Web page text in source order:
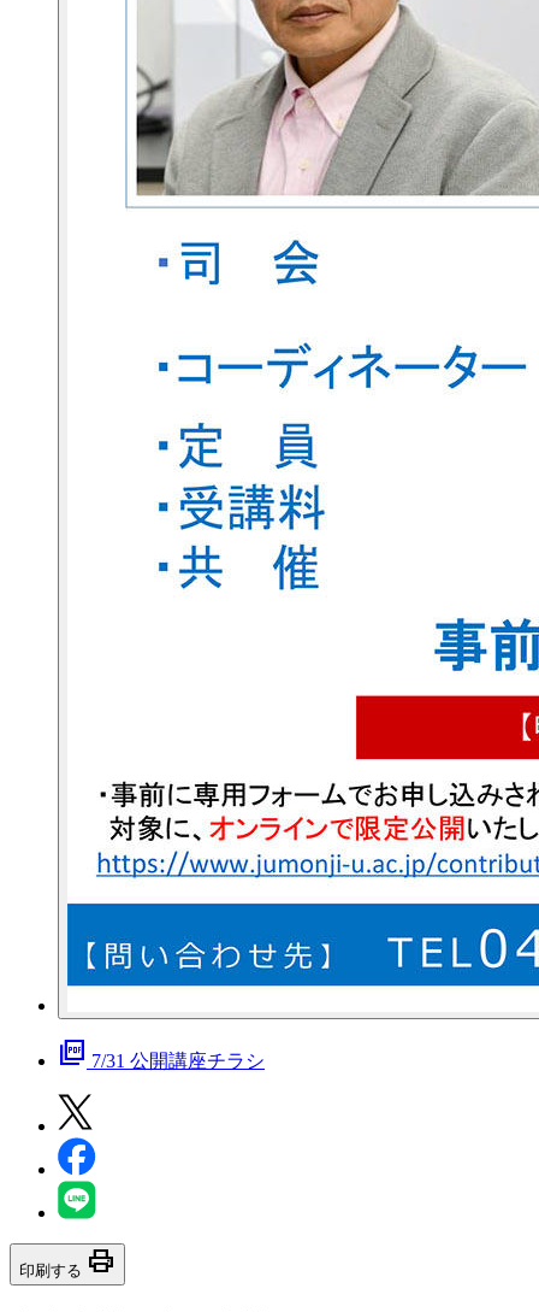
picture_as_pdf 7/31 公開講座チラシ
印刷する print